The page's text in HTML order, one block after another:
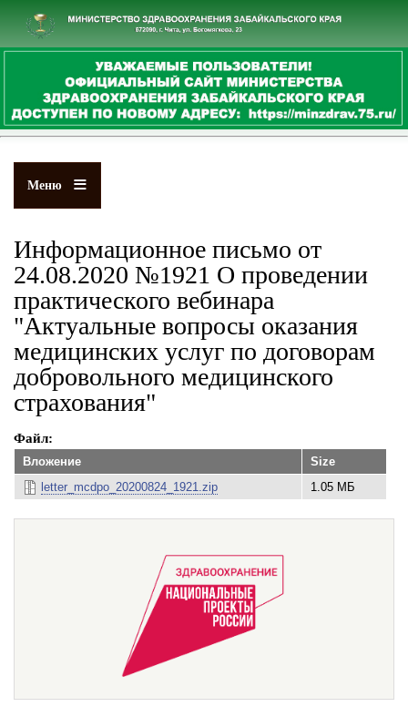
к
основному
содержанию
Меню
Информационное письмо от
24.08.2020 №1921 О проведении
практического вебинара
"Актуальные вопросы оказания
медицинских услуг по договорам
добровольного медицинского
страхования"
Файл
Вложение
Size
letter_mcdpo_20200824_1921.zip
1.05 МБ